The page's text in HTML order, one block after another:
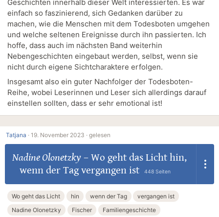
Geschichten innerhalb dieser Welt interessierten. Es war
einfach so faszinierend, sich Gedanken darüber zu
machen, wie die Menschen mit dem Todesboten umgehen
und welche seltenen Ereignisse durch ihn passierten. Ich
hoffe, dass auch im nächsten Band weiterhin
Nebengeschichten eingebaut werden, selbst, wenn sie
nicht durch eigene Sichtcharaktere erfolgen.
Insgesamt also ein guter Nachfolger der Todesboten-
Reihe, wobei Leserinnen und Leser sich allerdings darauf
einstellen sollten, dass er sehr emotional ist!
Tatjana · 19. November 2023 · gelesen
Nadine Olonetzky– Wo geht das Licht hin,
wenn der Tag vergangen ist
448 Seiten
Wo geht das Licht hin wenn der Tag
vergangen ist
Nadine Olonetzky
Fischer
Familiengeschichte